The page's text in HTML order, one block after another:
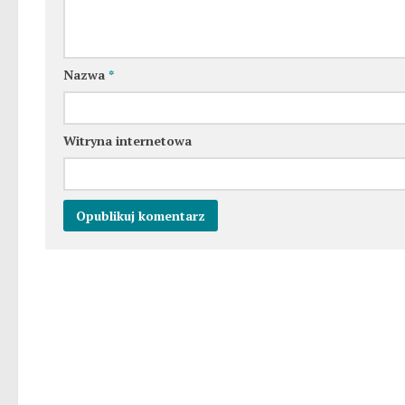
Nazwa *
Witryna internetowa